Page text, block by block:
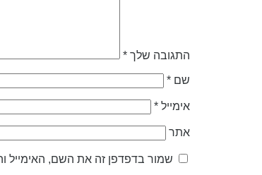
התגובה שלך *
שם *
אימייל *
אתר
שמור בדפדפן זה את השם, האימייל